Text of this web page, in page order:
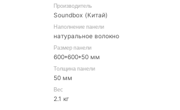
Производитель
Soundbox (Китай)
Наполнение панели
натуральное волокно
Размер панели
600*600*50 мм
Толщина панели
50 мм
Вес
2.1 кг